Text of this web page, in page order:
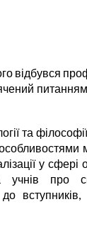
відбувся
та
у сфері
учнів про